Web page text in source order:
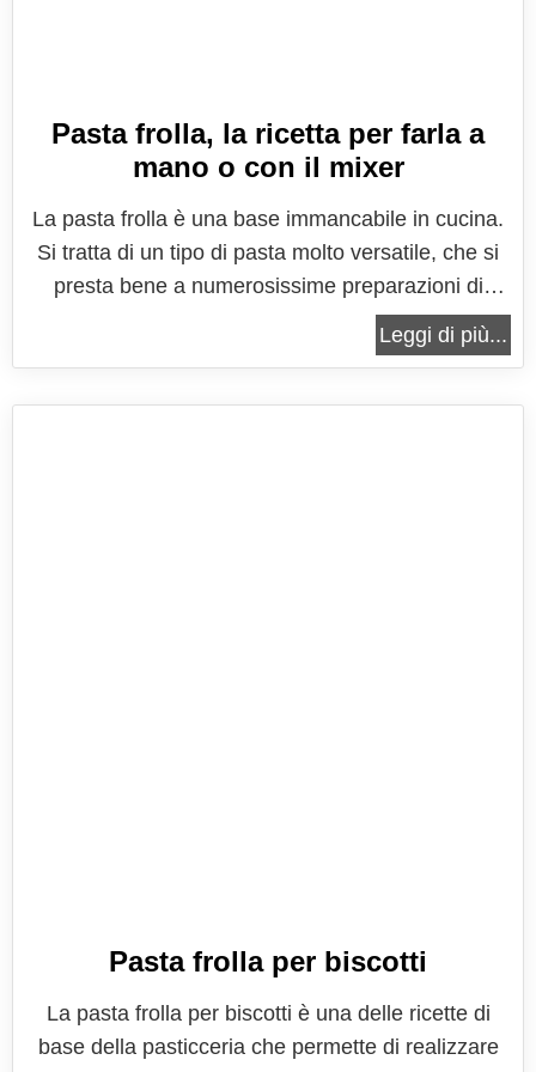
Pasta frolla, la ricetta per farla a
mano o con il mixer
La pasta frolla è una base immancabile in cucina.
Si tratta di un tipo di pasta molto versatile, che si
presta bene a numerosissime preparazioni di
pasticceria, soprattutto per la preparazione delle
crostate, tartellette e dolci dalla base friabile. La
Leggi di più...
Pasta frolla per biscotti
La pasta frolla per biscotti è una delle ricette di
base della pasticceria che permette di realizzare